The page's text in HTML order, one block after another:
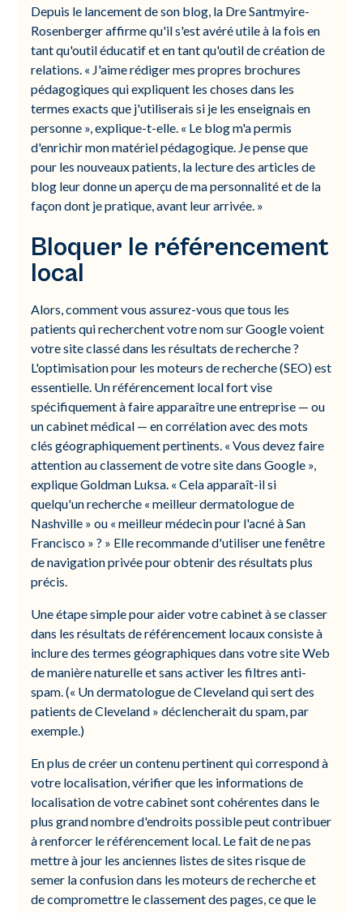
Depuis le lancement de son blog, la Dre Santmyire-
Rosenberger affirme qu'il s'est avéré utile à la fois en
tant qu'outil éducatif et en tant qu'outil de création de
relations. « J'aime rédiger mes propres brochures
pédagogiques qui expliquent les choses dans les
termes exacts que j'utiliserais si je les enseignais en
personne », explique-t-elle. « Le blog m'a permis
d'enrichir mon matériel pédagogique. Je pense que
pour les nouveaux patients, la lecture des articles de
blog leur donne un aperçu de ma personnalité et de la
façon dont je pratique, avant leur arrivée. »
Bloquer le référencement
local
Alors, comment vous assurez-vous que tous les
patients qui recherchent votre nom sur Google voient
votre site classé dans les résultats de recherche ?
L'optimisation pour les moteurs de recherche (SEO) est
essentielle. Un référencement local fort vise
spécifiquement à faire apparaître une entreprise — ou
un cabinet médical — en corrélation avec des mots
clés géographiquement pertinents. « Vous devez faire
attention au classement de votre site dans Google »,
explique Goldman Luksa. « Cela apparaît-il si
quelqu'un recherche « meilleur dermatologue de
Nashville » ou « meilleur médecin pour l'acné à San
Francisco » ? » Elle recommande d'utiliser une fenêtre
de navigation privée pour obtenir des résultats plus
précis.
Une étape simple pour aider votre cabinet à se classer
dans les résultats de référencement locaux consiste à
inclure des termes géographiques dans votre site Web
de manière naturelle et sans activer les filtres anti-
spam. (« Un dermatologue de Cleveland qui sert des
patients de Cleveland » déclencherait du spam, par
exemple.)
En plus de créer un contenu pertinent qui correspond à
votre localisation, vérifier que les informations de
localisation de votre cabinet sont cohérentes dans le
plus grand nombre d'endroits possible peut contribuer
à renforcer le référencement local. Le fait de ne pas
mettre à jour les anciennes listes de sites risque de
semer la confusion dans les moteurs de recherche et
de compromettre le classement des pages, ce que le